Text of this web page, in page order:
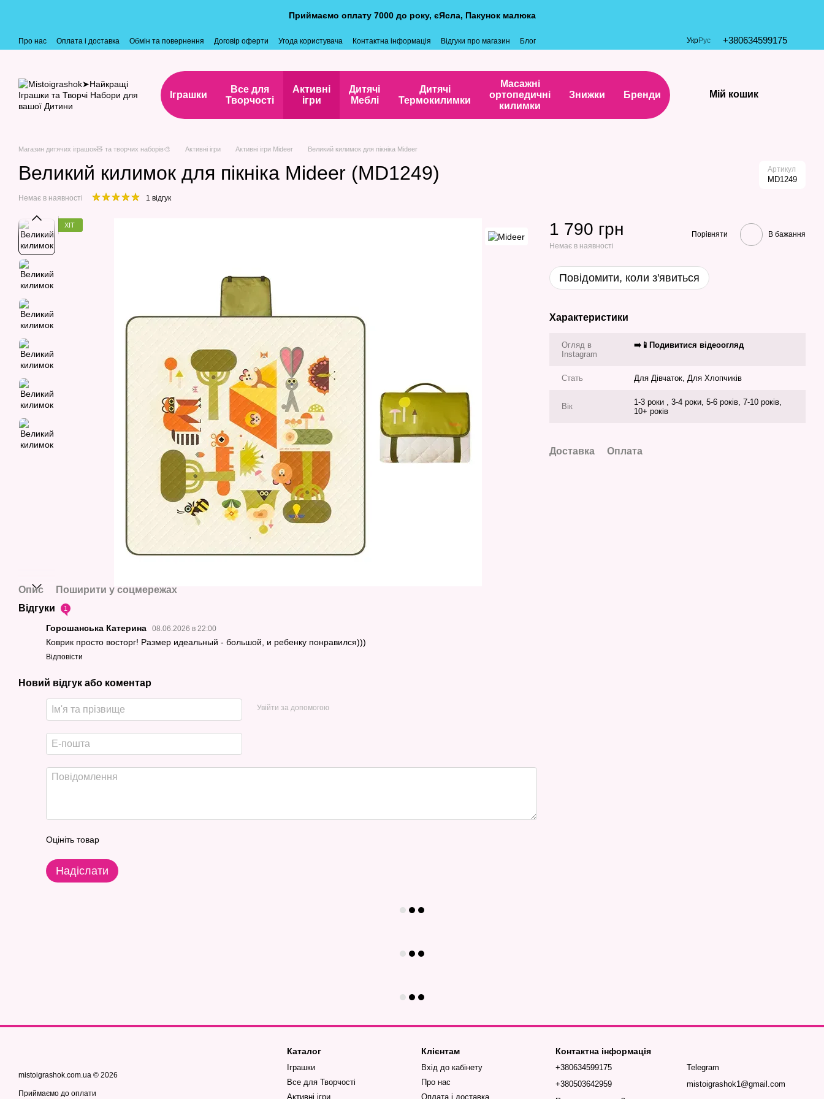
Приймаємо оплату 7000 до року, єЯсла, Пакунок малюка
Про нас Оплата і доставка Обмін та повернення Договір оферти Угода користувача Контактна інформація Відгуки про магазин Блог УкрРус +380634599175
Іграшки
Все для
Творчості
Активні
ігри
Дитячі
Меблі
Дитячі
Термокилимки
Масажні
ортопедичні
килимки
Знижки Бренди Мій кошик
Магазин дитячих іграшок🧸 та творчих наборів🎨 Активні ігри Активні ігри Mideer Великий килимок для пікніка Mideer
Великий килимок для пікніка Mideer (MD1249) Артикул
MD1249
Немає в наявності 1 відгук
ХІТ
Опис
Поширити у соцмережах
Відгуки
1
Горошанська Катерина 08.06.2026 в 22:00
Коврик просто восторг! Размер идеальный - большой, и ребенку понравился)))
Відповісти
Новий відгук або коментар
Увійти за допомогою
Оцініть товар
Надіслати
1 790 грн
Немає в наявності
Порівняти В бажання
Повідомити, коли з'явиться
Характеристики
Огляд в
Instagram
➡️📱Подивитися відеоогляд
Стать Для Дівчаток, Для Хлопчиків
Вік
1-3 роки , 3-4 роки, 5-6 років, 7-10 років,
10+ років
Доставка Оплата
mistoigrashok.com.ua © 2026
Приймаємо до оплати
Каталог
Іграшки
Все для Творчості
Активні ігри
Клієнтам
Вхід до кабінету
Про нас
Оплата і доставка
Контактна інформація
+380634599175
+380503642959
Telegram
mistoigrashok1@gmail.com